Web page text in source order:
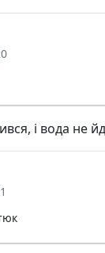
і вода не